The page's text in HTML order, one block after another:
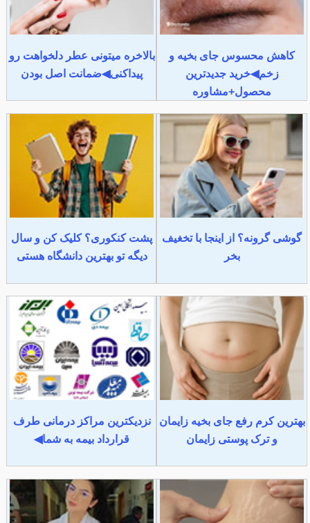
کاهش محسوس جای بخیه و
زخم◀خرید جدیدترین
محصول+مشاوره
بالاخره میتونی عطر دلخواهت رو
پیداکنی◀ضمانت اصل بودن
گوشی گرونه؟ از اینجا با تخغیف
بخر
پشت کنکوری؟ کلیک کن و سال
دیگه تو بهترین دانشگاه هستی
بهترین کرم رفع جای بخیه زایمان
و ترک پوستی زایمان
نزدیکترین مراکز درمانی طرف
قرارداد بیمه به شما◀